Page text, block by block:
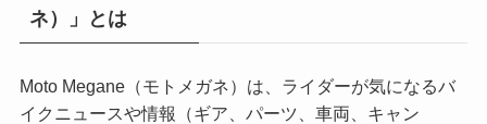
ネ）」とは
Moto Megane（モトメガネ）は、ライダーが気になるバ
イクニュースや情報（ギア、パーツ、車両、キャン